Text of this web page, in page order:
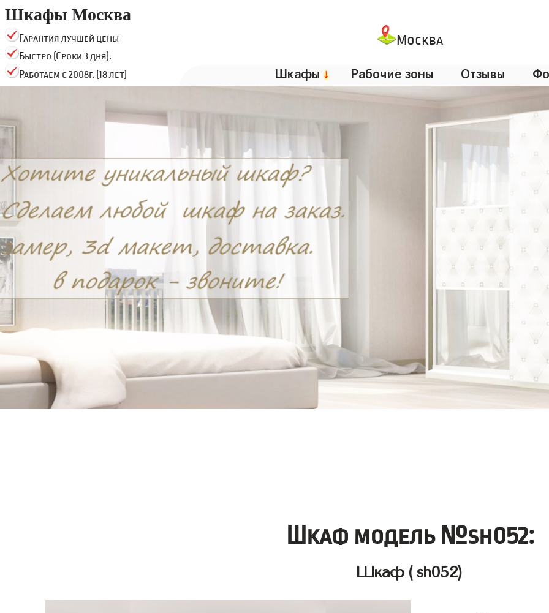
Шкафы Москва
Гарантия лучшей цены
Быстро (Сроки 3 дня).
Работаем с 2008г. (18 лет)
Москва
Шкафы ↓ Рабочие зоны Отзывы
Шкаф модель №sh052:
Шкаф ( sh052)